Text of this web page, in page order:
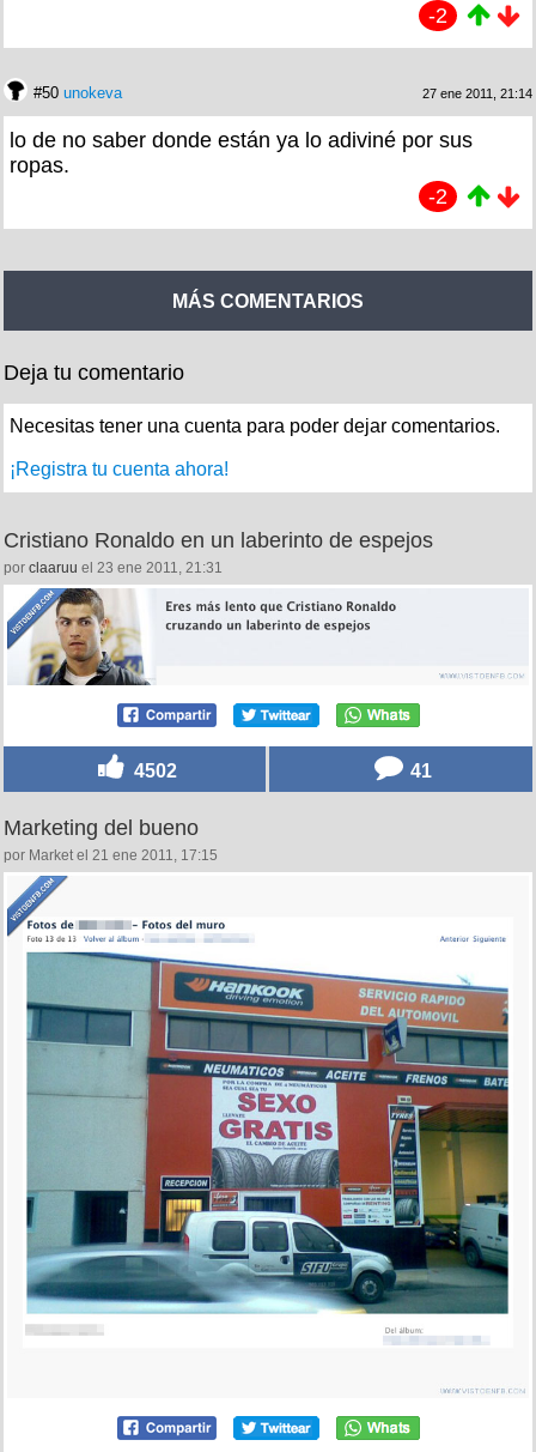
-2
#50 unokeva 27 ene 2011, 21:14
lo de no saber donde están ya lo adiviné por sus
ropas.
-2
MÁS COMENTARIOS
Deja tu comentario
Necesitas tener una cuenta para poder dejar comentarios.
¡Registra tu cuenta ahora!
Cristiano Ronaldo en un laberinto de espejos
por claaruu el 23 ene 2011, 21:31
4502 41
Marketing del bueno
por Market el 21 ene 2011, 17:15